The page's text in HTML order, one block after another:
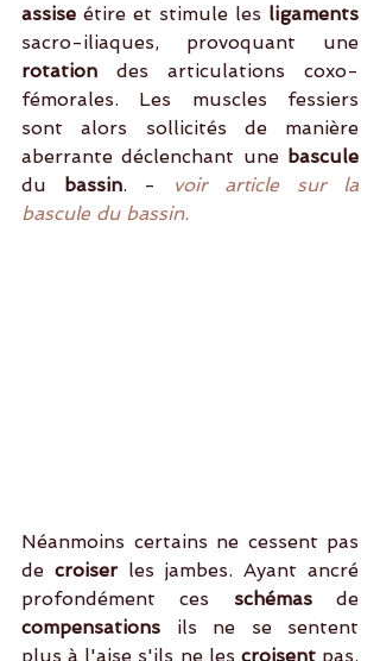
assise étire et stimule les ligaments
rotation des articulations coxo-
fémorales. Les muscles fessiers
sont alors sollicités de manière
aberrante déclenchant une
du bassin. -
voir article sur la
bascule du bassin.
Néanmoins certains ne cessent pas
de croiser les jambes. Ayant ancré
profondément ces schémas
compensations ils ne se sentent
plus à l'aise s'ils ne les croisent pas.